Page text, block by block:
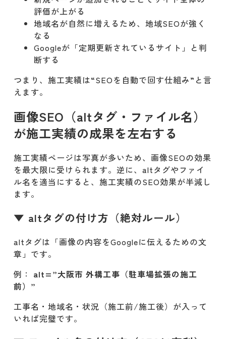
評価が上がる
地域名が自然に増えるため、地域SEOが強く
なる
Googleが「定期更新されているサイト」と判
断する
つまり、施工実績は“SEOを自動で回す仕組み”と言
えます。
画像SEO（altタグ・ファイル名）
が施工実績の成果を左右する
施工実績ページは写真が多いため、画像SEOの効果
を最大限に受けられます。逆に、altタグやファイ
ル名を適当にすると、施工実績のSEO効果が半減し
ます。
▼ altタグの付け方（絶対ルール）
altタグは「画像の内容をGoogleに伝えるための文
章」です。
例： alt=”大阪市 外構工事（駐車場拡張の施工
前）”
工事名・地域名・状況（施工前/施工後）が入って
いれば完璧です。